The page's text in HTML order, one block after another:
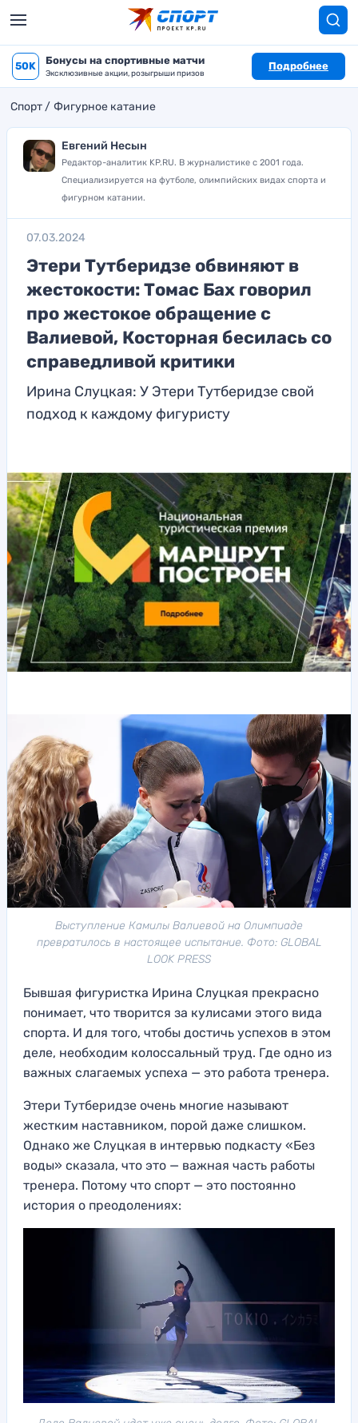
50K Бонусы на спортивные матчи
Эксклюзивные акции, розыгрыши призов
Подробнее
Спорт Фигурное катание
Евгений Несын
Редактор-аналитик KP.RU. В журналистике с 2001 года.
Специализируется на футболе, олимпийских видах спорта и
фигурном катании.
07.03.2024
Этери Тутберидзе обвиняют в
жестокости: Томас Бах говорил
про жестокое обращение с
Валиевой, Косторная бесилась со
справедливой критики
Ирина Слуцкая: У Этери Тутберидзе свой
подход к каждому фигуристу
Выступление Камилы Валиевой на Олимпиаде
превратилось в настоящее испытание. Фото: GLOBAL
LOOK PRESS
Бывшая фигуристка Ирина Слуцкая прекрасно
понимает, что творится за кулисами этого вида
спорта. И для того, чтобы достичь успехов в этом
деле, необходим колоссальный труд. Где одно из
важных слагаемых успеха — это работа тренера.
Этери Тутберидзе очень многие называют
жестким наставником, порой даже слишком.
Однако же Слуцкая в интервью подкасту «Без
воды» сказала, что это — важная часть работы
тренера. Потому что спорт — это постоянно
история о преодолениях: